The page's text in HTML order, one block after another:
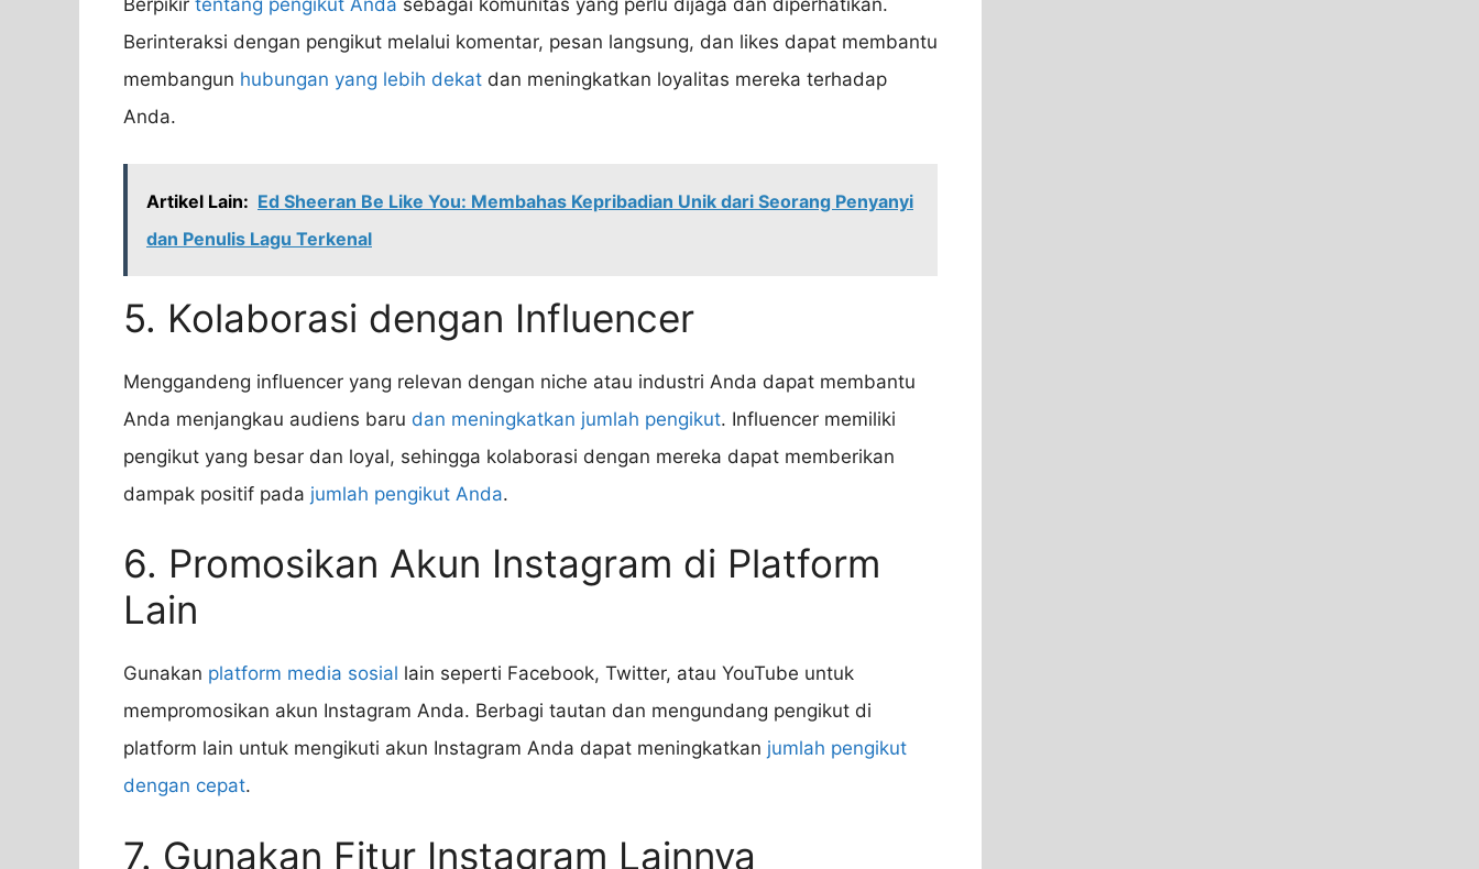
Berpikir tentang pengikut Anda sebagai komunitas yang perlu dijaga dan diperhatikan.
Berinteraksi dengan pengikut melalui komentar, pesan langsung, dan likes dapat membantu
membangun hubungan yang lebih dekat dan meningkatkan loyalitas mereka terhadap
Anda.
Artikel Lain: Ed Sheeran Be Like You: Membahas Kepribadian Unik dari Seorang Penyanyi
dan Penulis Lagu Terkenal
5. Kolaborasi dengan Influencer
Menggandeng influencer yang relevan dengan niche atau industri Anda dapat membantu
Anda menjangkau audiens baru dan meningkatkan jumlah pengikut. Influencer memiliki
pengikut yang besar dan loyal, sehingga kolaborasi dengan mereka dapat memberikan
dampak positif pada jumlah pengikut Anda.
6. Promosikan Akun Instagram di Platform
Lain
Gunakan platform media sosial lain seperti Facebook, Twitter, atau YouTube untuk
mempromosikan akun Instagram Anda. Berbagi tautan dan mengundang pengikut di
platform lain untuk mengikuti akun Instagram Anda dapat meningkatkan jumlah pengikut
dengan cepat.
7. Gunakan Fitur Instagram Lainnya